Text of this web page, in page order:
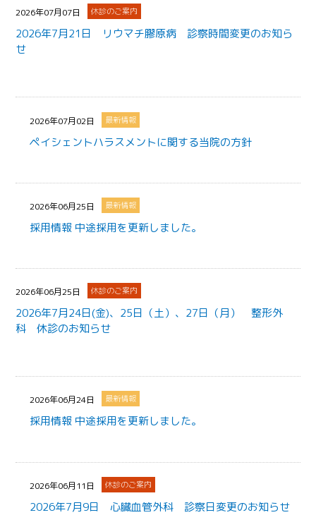
2026年07月07日 休診のご案内
2026年7月21日 リウマチ膠原病 診察時間変更のお知ら
せ
2026年07月02日 最新情報
ペイシェントハラスメントに関する当院の方針
2026年06月25日 最新情報
採用情報 中途採用を更新しました。
2026年06月25日 休診のご案内
2026年7月24日(金)、25日（土）、27日（月） 整形外
科 休診のお知らせ
2026年06月24日 最新情報
採用情報 中途採用を更新しました。
2026年06月11日 休診のご案内
2026年7月9日 心臓血管外科 診察日変更のお知らせ